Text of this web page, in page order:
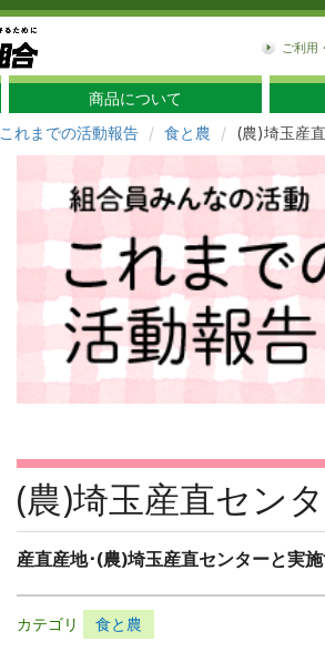
ご利用
商品について
これまでの活動報告 食と農 (農)埼玉産
(農)埼玉産直セン
産直産地･(農)埼玉産直センターと実
カテゴリ 食と農